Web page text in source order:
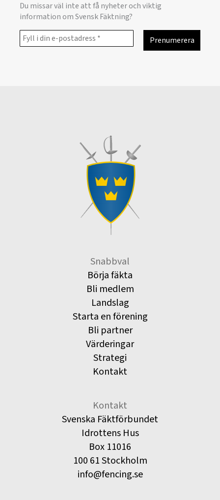
Du missar väl inte att få nyheter och viktig
information om Svensk Fäktning?
Snabbval
Börja fäkta
Bli medlem
Landslag
Starta en förening
Bli partner
Värderingar
Strategi
Kontakt
Kontakt
Svenska Fäktförbundet
Idrottens Hus
Box 11016
100 61 Stockholm
info@fencing.se